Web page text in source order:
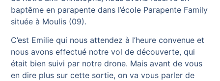
baptême en parapente dans l’école Parapente Family
située à Moulis (09).
C’est Emilie qui nous attendez à l’heure convenue et
nous avons effectué notre vol de découverte, qui
était bien suivi par notre drone. Mais avant de vous
en dire plus sur cette sortie, on va vous parler de